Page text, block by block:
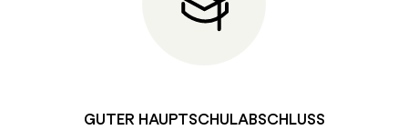
GUTER HAUPTSCHULABSCHLUSS